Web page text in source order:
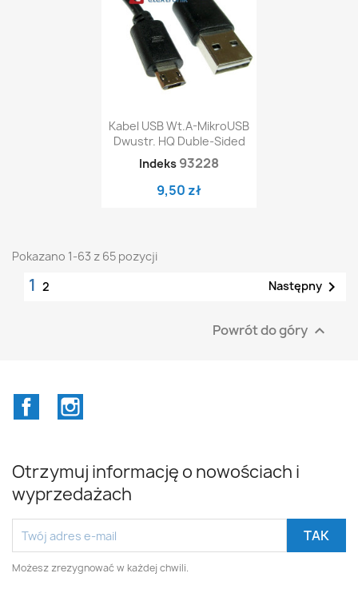
Kabel USB Wt.A-MikroUSB
Dwustr. HQ Duble-Sided
Indeks 93228
9,50 zł
Pokazano 1-63 z 65 pozycji
1 2 Następny 
Powrót do góry 
Facebook
Otrzymuj informację o nowościach i
wyprzedażach
Możesz zrezygnować w każdej chwili.